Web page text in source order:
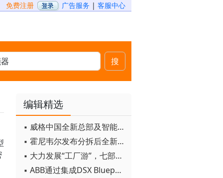
免费注册 广告服务 | 客服中心
搜
编辑精选
▪ 威格中国全新总部及智能工厂启用
▪ 霍尼韦尔发布分拆后全新品牌：霍尼韦尔科技与霍尼韦尔航空航天
▪ 大力发展“工厂游”，七部门联合发文！
▪ ABB通过集成DSX Blueprint AI基础设施，扩大与英伟达的合作